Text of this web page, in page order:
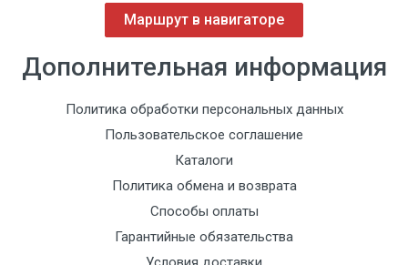
Маршрут в навигаторе
Дополнительная информация
Политика обработки персональных данных
Пользовательское соглашение
Каталоги
Политика обмена и возврата
Способы оплаты
Гарантийные обязательства